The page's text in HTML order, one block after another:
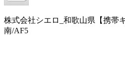
株式会社シエロ_和歌山県【携帯
南/AF5